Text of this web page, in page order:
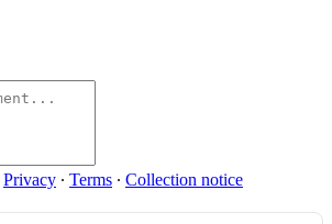
Privacy ∙ Terms ∙ Collection notice